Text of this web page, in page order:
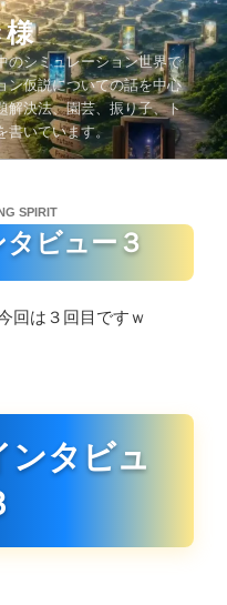
様
のシミュレーション世界で
ン仮説についての話を中心
解決法、園芸、振り子、ト
いています。
SPIRIT
ビュー３
回は３回目ですｗ
ンタビュ